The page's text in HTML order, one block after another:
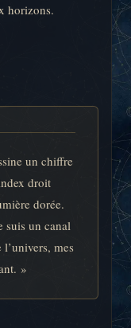
horizons.
un chiffre
droit
dorée.
suis un canal
mes
»